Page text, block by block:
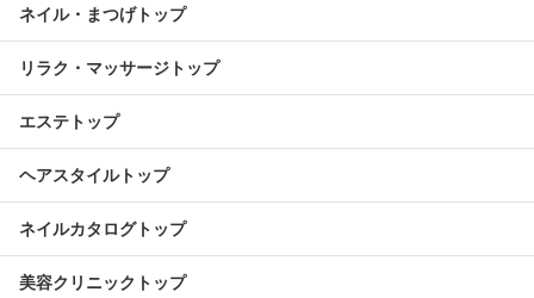
ネイル・まつげトップ
リラク・マッサージトップ
エステトップ
ヘアスタイルトップ
ネイルカタログトップ
美容クリニックトップ